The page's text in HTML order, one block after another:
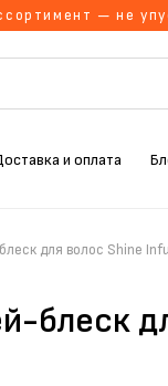
— не
и оплата
для волос Shine
блеск